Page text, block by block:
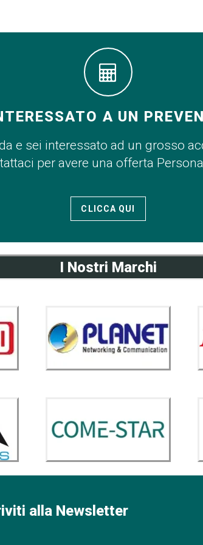
A UN
e sei interessato ad un grosso
per avere una offerta
CLICCA QUI
I Nostri Marchi
alla Newsletter